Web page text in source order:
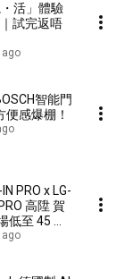
活」體驗
試完返唔
智能門
感爆棚！
PRO x LG-
高陞 賀
低至 45 折
心聲